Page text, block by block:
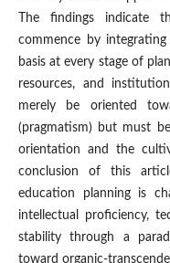
The findings indicate
commence by
basis at every stage of
resources, and
merely be oriented
(pragmatism) but must
orientation and the
conclusion of this
education planning is
intellectual proficiency,
stability through a
toward organic-